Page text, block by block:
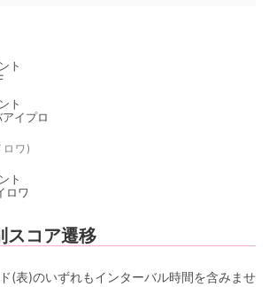
ト
ト
イプロ
ワ)
ト
ロワ
スコア遷移
(表)のいずれもインターバル時間を含みませ